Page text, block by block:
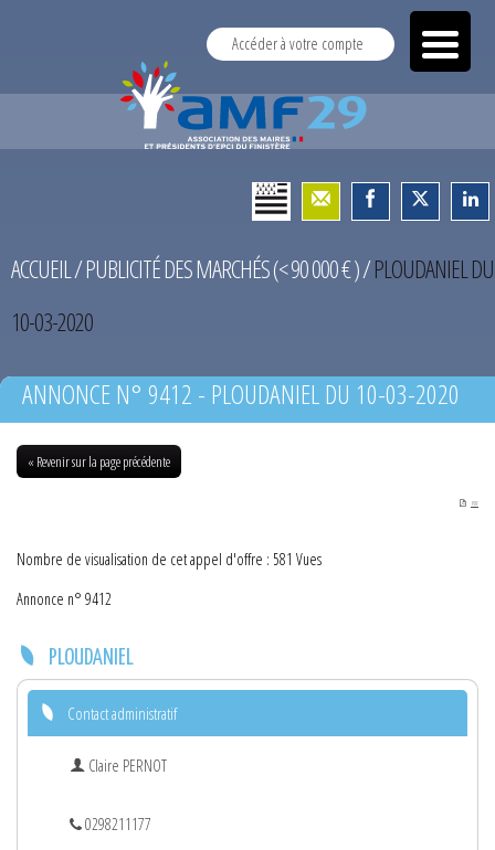
Accéder à votre compte
ACCUEIL/PUBLICITÉ DES MARCHÉS (< 90 000 € )/PLOUDANIEL DU
10-03-2020
ANNONCE N° 9412 - PLOUDANIEL DU 10-03-2020
« Revenir sur la page précédente
PDF
Nombre de visualisation de cet appel d'offre : 581 Vues
Annonce n° 9412
PLOUDANIEL
Contact administratif
Claire PERNOT
0298211177